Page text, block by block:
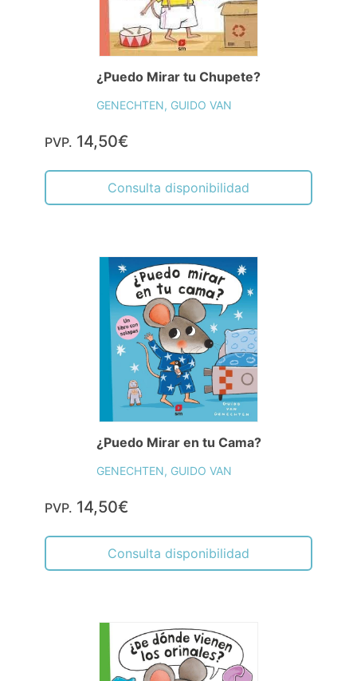
¿Puedo Mirar tu Chupete?
GENECHTEN, GUIDO VAN
PVP. 14,50€
Consulta disponibilidad
¿Puedo Mirar en tu Cama?
GENECHTEN, GUIDO VAN
PVP. 14,50€
Consulta disponibilidad